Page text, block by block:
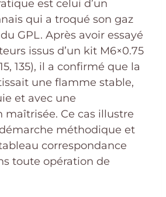
est celui d’un
qui a troqué son gaz
GPL. Après avoir essayé
issus d’un kit M6×0.75
135), il a confirmé que la
une flamme stable,
et avec une
Ce cas illustre
démarche méthodique et
correspondance
toute opération de